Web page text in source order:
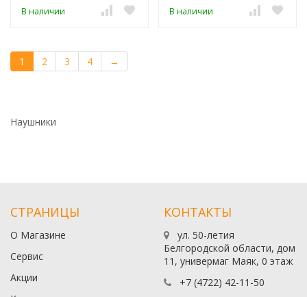
В наличии В наличии
1 2 3 4 →
Наушники
СТРАНИЦЫ
О Магазине
Сервис
Акции
КОНТАКТЫ
ул. 50-летия
Белгородской области, дом
11, универмаг Маяк, 0 этаж
+7 (4722) 42-11-50